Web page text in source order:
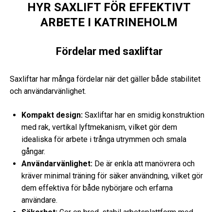
HYR SAXLIFT FÖR EFFEKTIVT
ARBETE I KATRINEHOLM
Fördelar med saxliftar
Saxliftar har många fördelar när det gäller både stabilitet
och användarvänlighet.
Kompakt design: Saxliftar har en smidig konstruktion
med rak, vertikal lyftmekanism, vilket gör dem
idealiska för arbete i trånga utrymmen och smala
gångar.
Användarvänlighet: De är enkla att manövrera och
kräver minimal träning för säker användning, vilket gör
dem effektiva för både nybörjare och erfarna
användare.